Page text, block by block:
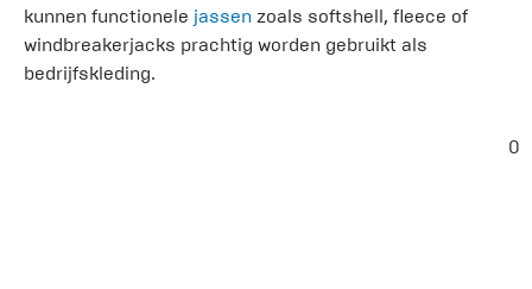
kunnen functionele jassen zoals softshell, fleece of
windbreakerjacks prachtig worden gebruikt als
bedrijfskleding.
0